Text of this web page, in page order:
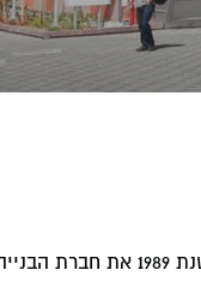
יגאל דמרי, יליד 1958 ייסד